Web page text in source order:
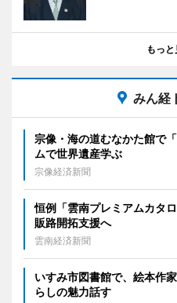
もっと
みん経
宗像・海の道むなかた館で
ムで世界遺産学ぶ
宗像経済新聞
恒例「雲南プレミアムカタ
販路開拓支援へ
雲南経済新聞
いすみ市図書館で、絵本作
らしの魅力話す